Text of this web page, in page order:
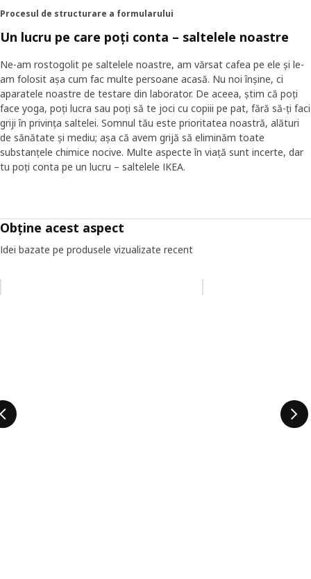
Procesul de structurare a formularului
Un lucru pe care poți conta – saltelele noastre
Ne-am rostogolit pe saltelele noastre, am vărsat cafea pe ele și le-
am folosit așa cum fac multe persoane acasă. Nu noi înșine, ci
aparatele noastre de testare din laborator. De aceea, știm că poți
face yoga, poți lucra sau poți să te joci cu copiii pe pat, fără să-ți faci
griji în privința saltelei. Somnul tău este prioritatea noastră, alături
de sănătate și mediu; așa că avem grijă să eliminăm toate
substanțele chimice nocive. Multe aspecte în viață sunt incerte, dar
tu poți conta pe un lucru – saltelele IKEA.
Obține acest aspect
Idei bazate pe produsele vizualizate recent